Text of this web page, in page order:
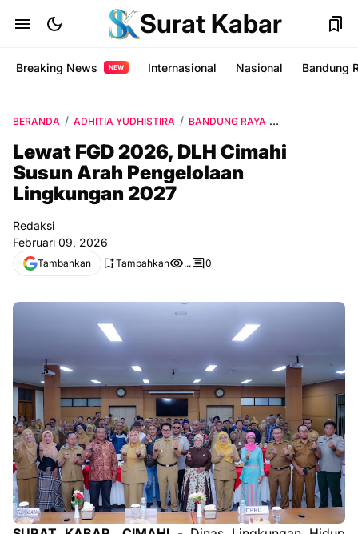
Surat Kabar
Breaking News NEW Internasional Nasional Bandung
BERANDA ADHITIA YUDHISTIRA BANDUNG RAYA
Lewat FGD 2026, DLH Cimahi
Susun Arah Pengelolaan
Lingkungan 2027
Redaksi
Februari 09, 2026
Tambahkan Tambahkan ... 0